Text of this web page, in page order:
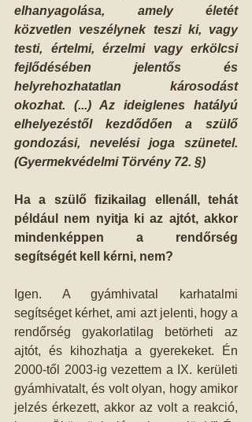
elhanyagolása, amely életét
közvetlen veszélynek teszi ki, vagy
testi, értelmi, érzelmi vagy erkölcsi
fejlődésében jelentős és
helyrehozhatatlan károsodást
okozhat. (...) Az ideiglenes hatályú
elhelyezéstől kezdődően a szülő
gondozási, nevelési joga szünetel.
(Gyermekvédelmi Törvény 72. §)
Ha a szülő fizikailag ellenáll, tehát
például nem nyitja ki az ajtót, akkor
mindenképpen a rendőrség
segítségét kell kérni, nem?
Igen. A gyámhivatal karhatalmi
segítséget kérhet, ami azt jelenti, hogy a
rendőrség gyakorlatilag betörheti az
ajtót, és kihozhatja a gyerekeket. Én
2000-től 2003-ig vezettem a IX. kerületi
gyámhivatalt, és volt olyan, hogy amikor
jelzés érkezett, akkor az volt a reakció,